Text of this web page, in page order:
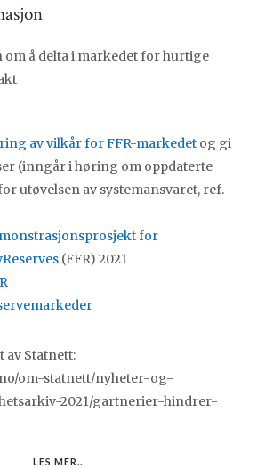
å delta i markedet for hurtige
av vilkår for FFR-markedet og gi
(inngår i høring om oppdaterte
utøvelsen av systemansvaret, ref.
for
(FFR) 2021
av Statnett:
om-statnett/nyheter-og-
2021/gartnerier-hindrer-
LES MER..